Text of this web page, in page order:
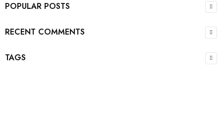
POPULAR POSTS
RECENT COMMENTS
TAGS